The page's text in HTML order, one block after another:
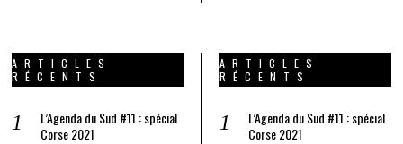
ARTICLES
RÉCENTS
L’Agenda du Sud #11 : spécial
Corse 2021
ARTICLES
RÉCENTS
L’Agenda du Sud #11 : spécial
Corse 2021